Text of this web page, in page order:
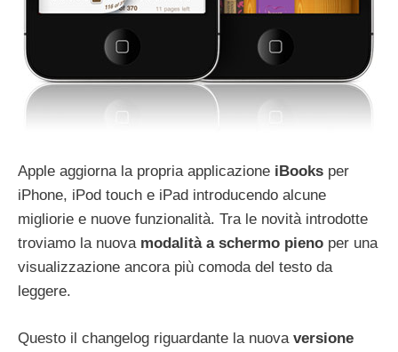
Apple aggiorna la propria applicazione iBooks per
iPhone, iPod touch e iPad introducendo alcune
migliorie e nuove funzionalità. Tra le novità introdotte
troviamo la nuova modalità a schermo pieno per una
visualizzazione ancora più comoda del testo da
leggere.
Questo il changelog riguardante la nuova versione